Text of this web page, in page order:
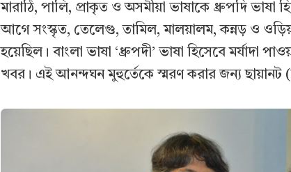
মারাঠি, পালি, প্রাকৃত ও অসমীয়া ভাষাকে ধ্রুপদি ভাষা
আগে সংস্কৃত, তেলেগু, তামিল, মালয়ালম, কন্নড় ও
হয়েছিল। বাংলা ভাষা ‘ধ্রুপদী’ ভাষা হিসেবে মর্যাদা
খবর। এই আনন্দঘন মুহুর্তেকে স্মরণ করার জন্য